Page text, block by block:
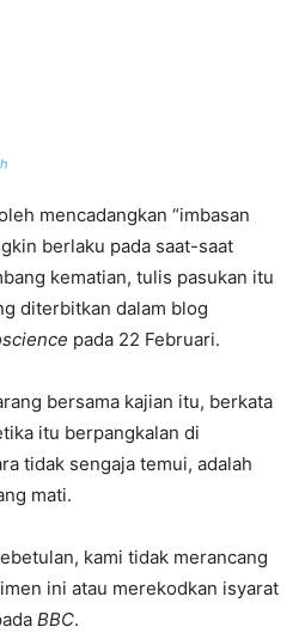
mencadangkan “imbasan
berlaku pada saat-saat
kematian, tulis pasukan itu
diterbitkan dalam blog
pada 22 Februari.
bersama kajian itu, berkata
itu berpangkalan di
tidak sengaja temui, adalah
mati.
kami tidak merancang
ini atau merekodkan isyarat
BBC.